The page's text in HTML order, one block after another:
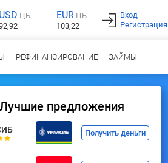
USD ЦБ
EUR ЦБ
103,22
Вход
Регистрация
РЕФИНАНСИРОВАНИЕ ЗАЙМЫ
Лучшие предложения
Получить деньги